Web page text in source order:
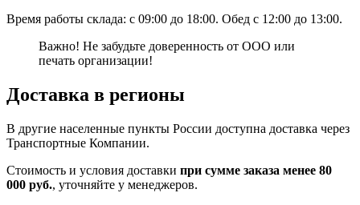
Время работы склада: с 09:00 до 18:00. Обед с 12:00 до 13:00.
Важно! Не забудьте доверенность от ООО или
печать организации!
Доставка в регионы
В другие населенные пункты России доступна доставка через
Транспортные Компании.
Стоимость и условия доставки при сумме заказа менее 80
000 руб., уточняйте у менеджеров.